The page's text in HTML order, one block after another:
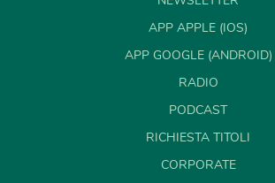
APP APPLE (IOS)
APP GOOGLE (ANDROID)
RADIO
PODCAST
RICHIESTA TITOLI
CORPORATE